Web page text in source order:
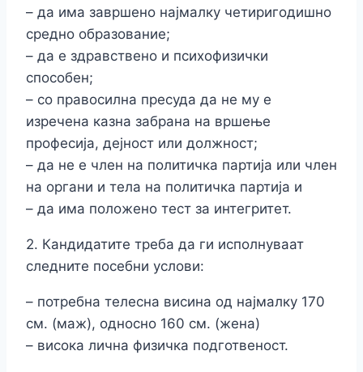
– да има завршено најмалку четиригодишно
средно образование;
– да е здравствено и психофизички
способен;
– со правосилна пресуда да не му е
изречена казна забрана на вршење
професија, дејност или должност;
– да не е член на политичка партија или член
на органи и тела на политичка партија и
– да има положено тест за интегритет.
2. Кандидатите треба да ги исполнуваат
следните посебни услови:
– потребна телесна висина од најмалку 170
см. (маж), односно 160 см. (жена)
– висока лична физичка подготвеност.